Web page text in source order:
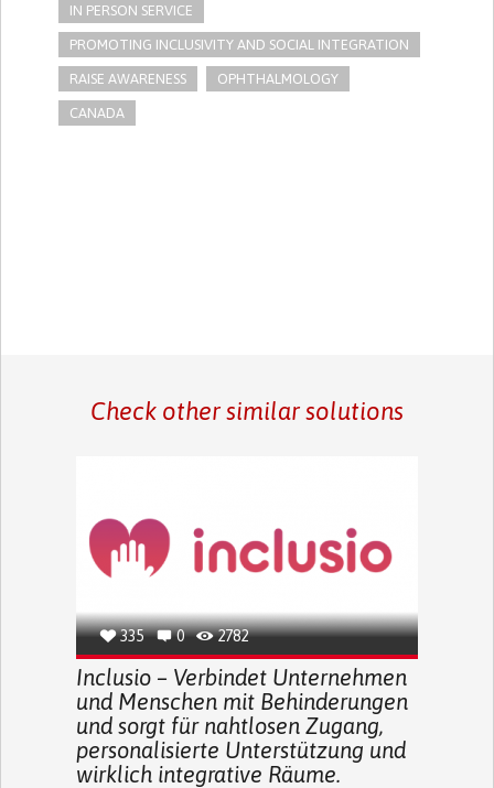
IN PERSON SERVICE
PROMOTING INCLUSIVITY AND SOCIAL INTEGRATION
RAISE AWARENESS OPHTHALMOLOGY
CANADA
Check other similar solutions
335 0 2782
Inclusio – Verbindet Unternehmen
und Menschen mit Behinderungen
und sorgt für nahtlosen Zugang,
personalisierte Unterstützung und
wirklich integrative Räume.